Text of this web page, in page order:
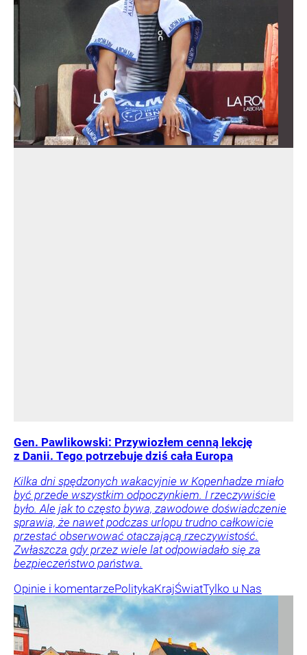
Gen. Pawlikowski: Przywiozłem cenną lekcję
z Danii. Tego potrzebuje dziś cała Europa
Kilka dni spędzonych wakacyjnie w Kopenhadze miało
być przede wszystkim odpoczynkiem. I rzeczywiście
było. Ale jak to często bywa, zawodowe doświadczenie
sprawia, że nawet podczas urlopu trudno całkowicie
przestać obserwować otaczającą rzeczywistość.
Zwłaszcza gdy przez wiele lat odpowiadało się za
bezpieczeństwo państwa.
Opinie i komentarzePolitykaKrajŚwiatTylko u Nas